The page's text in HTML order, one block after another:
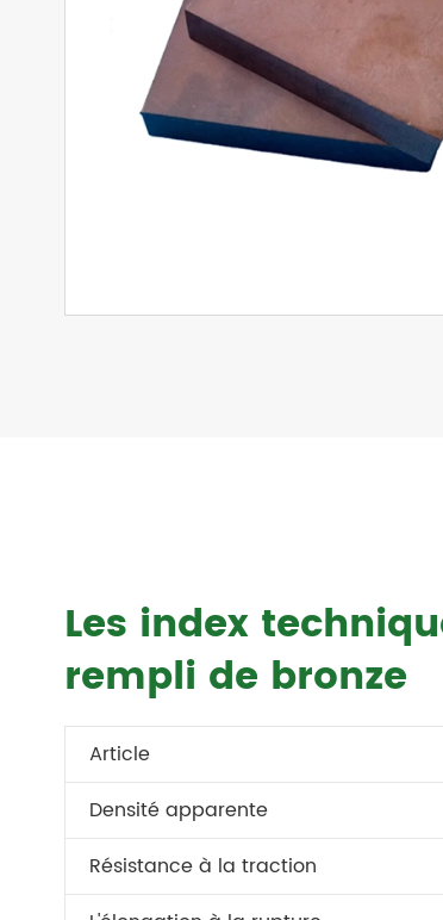
Les index
rempli de bronze
Article
Densité apparente
Résistance à la traction